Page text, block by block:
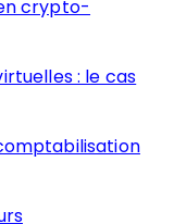
crypto-
: le cas